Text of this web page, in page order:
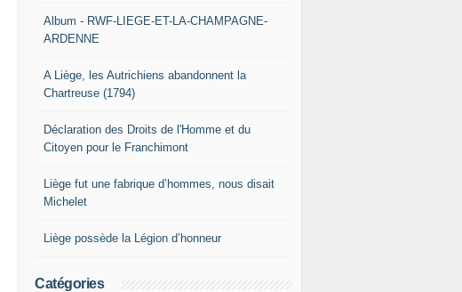
Album - RWF-LIEGE-ET-LA-CHAMPAGNE-
ARDENNE
A Liège, les Autrichiens abandonnent la
Chartreuse (1794)
Déclaration des Droits de l'Homme et du
Citoyen pour le Franchimont
Liège fut une fabrique d’hommes, nous disait
Michelet
Liège possède la Légion d’honneur
Catégories